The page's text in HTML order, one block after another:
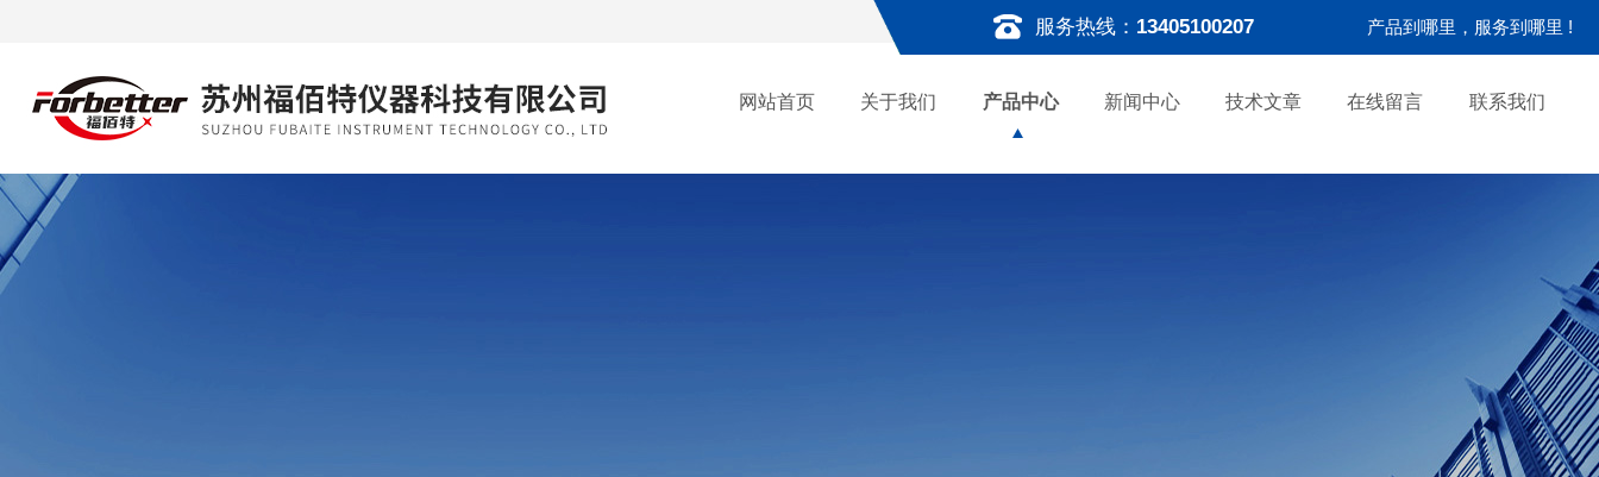
服务热线： 13405100207 产品到哪里，服务到哪里 !
网站首页 关于我们 产品中心 新闻中心 技术文章 在线留言 联系我们